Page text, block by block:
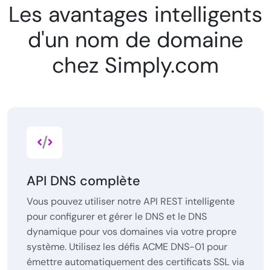
Les avantages intelligents
d'un nom de domaine
chez Simply.com
API DNS complète
Vous pouvez utiliser notre API REST intelligente
pour configurer et gérer le DNS et le DNS
dynamique pour vos domaines via votre propre
système. Utilisez les défis ACME DNS-01 pour
émettre automatiquement des certificats SSL via